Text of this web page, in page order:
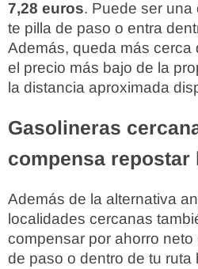
7,28 euros. Puede ser una
te pilla de paso o entra
Además, queda más cerca
el precio más bajo de la
la distancia aproximada
Gasolineras
compensa repostar
Además de la alternativa
localidades cercanas
compensar por ahorro neto
de paso o dentro de tu ruta